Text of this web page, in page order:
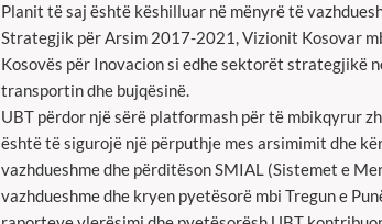
Planit të saj është këshilluar në mënyrë të
Strategjik për Arsim 2017-2021, Vizionit Kosovar
Kosovës për Inovacion si edhe sektorët strategjikë
transportin dhe bujqësinë.
UBT përdor një sërë platformash për të mbikqyrur
është të sigurojë një përputhje mes arsimimit dhe
vazhdueshme dhe përditëson SMIAL (Sistemet e
vazhdueshme dhe kryen pyetësorë mbi Tregun e